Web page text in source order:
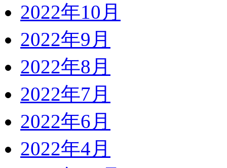
2022年10月
2022年9月
2022年8月
2022年7月
2022年6月
2022年4月